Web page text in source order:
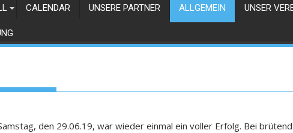
CALENDAR UNSERE PARTNER ALLGEMEIN UNSER
den 29.06.19, war wieder einmal ein voller Erfolg. Bei